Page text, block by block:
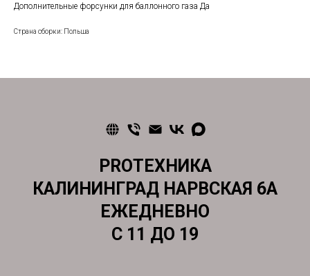
Дополнительные форсунки для баллонного газа Да
Страна сборки: Польша
PROТЕХНИКА
КАЛИНИНГРАД НАРВСКАЯ 6А
ЕЖЕДНЕВНО
С 11 ДО 19